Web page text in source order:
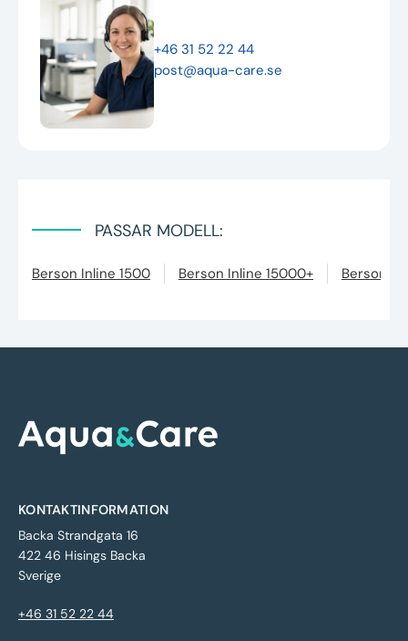
+46 31 52 22 44
post@aqua-care.se
PASSAR MODELL:
Berson Inline 1500 Berson Inline 15000+ Berson
KONTAKTINFORMATION
Backa Strandgata 16
422 46 Hisings Backa
Sverige
+46 31 52 22 44